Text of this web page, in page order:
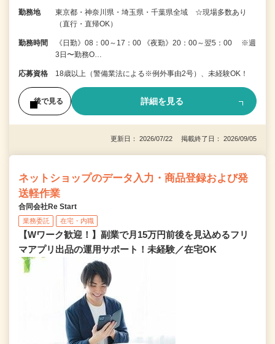
勤務地
東京都・神奈川県・埼玉県・千葉県全域 ☆現場多数あり
（直行・直帰OK）
勤務時間
《日勤》08：00～17：00 《夜勤》20：00～翌5：00 ※週
3日〜勤務O…
応募資格 18歳以上（警備業法による※例外事由2号）、未経験OK！
後で見る 詳細を見る
更新日： 2026/07/22 掲載終了日： 2026/09/05
ネットショップのデータ入力・商品登録および発
送軽作業
合同会社Re Start
業務委託 在宅・内職
【Wワーク歓迎！】副業で月15万円前後を見込めるフリ
マアプリ出品の運用サポート！未経験／在宅OK